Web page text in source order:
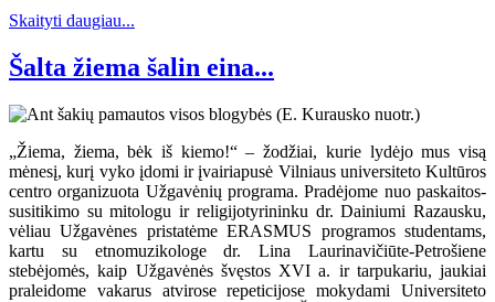
Skaityti daugiau...
Šalta žiema šalin eina...
„Žiema, žiema, bėk iš kiemo!“ – žodžiai, kurie lydėjo mus visą
mėnesį, kurį vyko įdomi ir įvairiapusė Vilniaus universiteto Kultūros
centro organizuota Užgavėnių programa. Pradėjome nuo paskaitos-
susitikimo su mitologu ir religijotyrininku dr. Dainiumi Razausku,
vėliau Užgavėnes pristatėme ERASMUS programos studentams,
kartu su etnomuzikologe dr. Lina Laurinavičiūte-Petrošiene
stebėjomės, kaip Užgavėnės švęstos XVI a. ir tarpukariu, jaukiai
praleidome vakarus atvirose repeticijose mokydami Universiteto